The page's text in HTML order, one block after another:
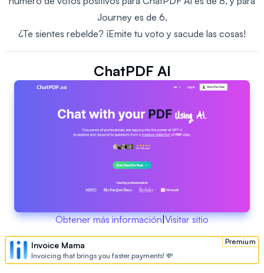
Journey es de 6.
¿Te sientes rebelde? ¡Emite tu voto y sacude las cosas!
ChatPDF AI
Obtener más información|Visitar sitio
Premium
Invoice Mama
Invoicing that brings you faster payments! 💸